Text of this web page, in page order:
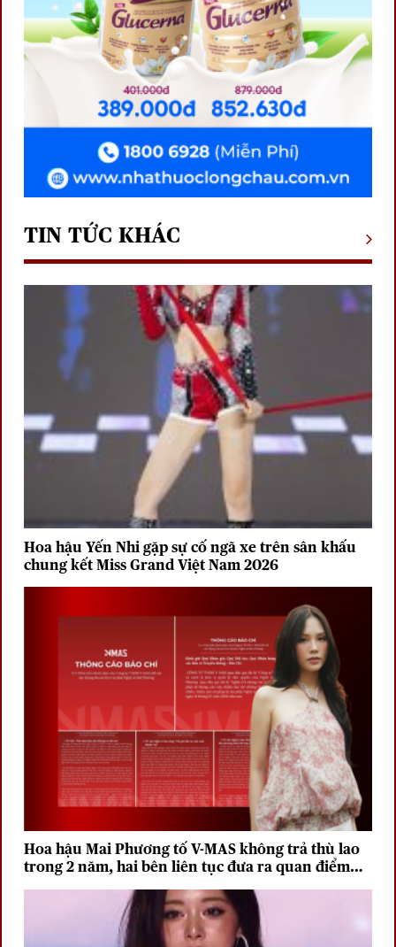
TIN TỨC KHÁC
Hoa hậu Yến Nhi gặp sự cố ngã xe trên sân khấu
chung kết Miss Grand Việt Nam 2026
Hoa hậu Mai Phương tố V-MAS không trả thù lao
trong 2 năm, hai bên liên tục đưa ra quan điểm
trái chiều